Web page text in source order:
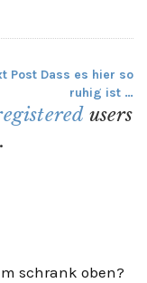
Post Dass es hier so
ruhig ist …
users
schrank oben?